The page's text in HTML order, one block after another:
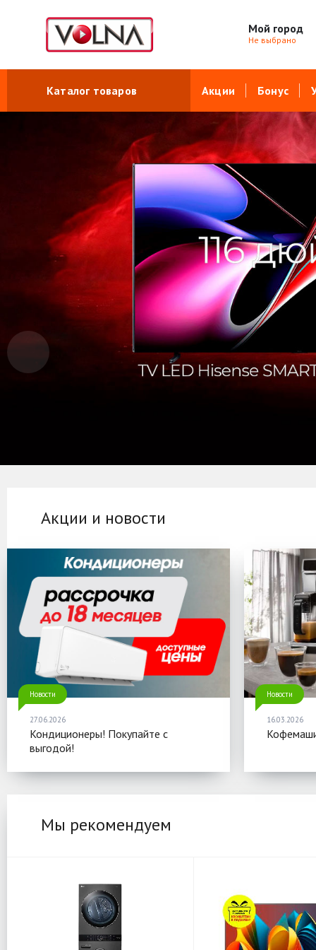
Мой город
Не выбрано
Каталог товаров Акции Бонус
Акции и новости
Новости
27.06.2026
Кондиционеры! Покупайте с
выгодой!
Новости
16.03.2026
Мы рекомендуем